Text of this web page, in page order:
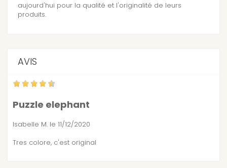
aujourd'hui pour la qualité et l'originalité de leurs
produits.
AVIS
Puzzle elephant
Isabelle M. le 11/12/2020
Tres colore, c'est original